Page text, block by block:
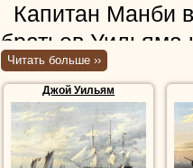
Капитан Манби
братьев
дал им
Королевской
и живописи,
«Братья Джой»
Читать больше ››
Джой Уильям